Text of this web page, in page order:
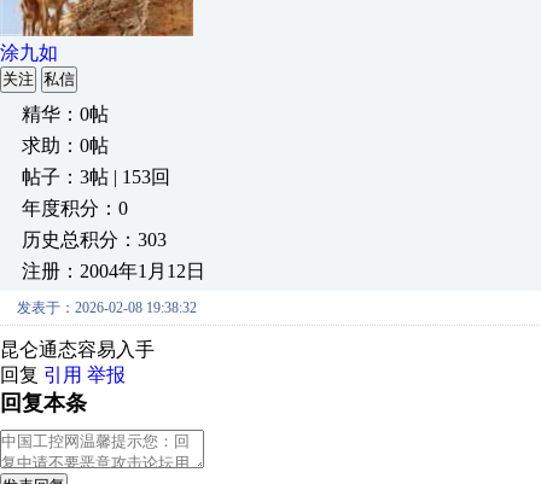
涂九如
关注 私信
精华：0帖
求助：0帖
帖子：3帖 | 153回
年度积分：0
历史总积分：303
注册：2004年1月12日
发表于：2026-02-08 19:38:32
昆仑通态容易入手
回复 引用 举报
回复本条